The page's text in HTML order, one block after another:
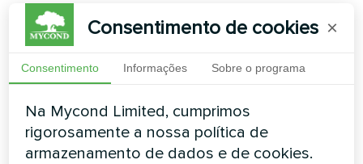
Quando o desumidificador é desligado por
longos períodos, a humidade pode permanecer
no interior, criando condições para a
proliferação de micro-organismos. Por isso,
recomenda-se deixar o desumidificador em
modo de ventilação ou prepará-lo corretamente
para uma longa paragem.
Consentimento de cookies ×
Consentimento Informações Sobre o programa
Na Mycond Limited, cumprimos
rigorosamente a nossa política de
armazenamento de dados e de cookies.